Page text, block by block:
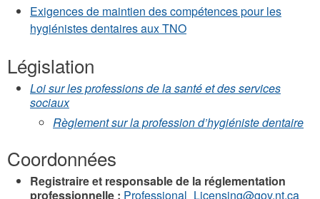
Exigences de maintien des compétences pour les
hygiénistes dentaires aux TNO
Législation
Loi sur les professions de la santé et des services
sociaux
Règlement sur la profession d’hygiéniste dentaire
Coordonnées
Registraire et responsable de la réglementation
professionnelle : Professional_Licensing@gov.nt.ca